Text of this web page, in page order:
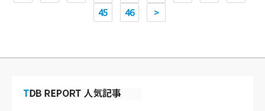
45
46 >